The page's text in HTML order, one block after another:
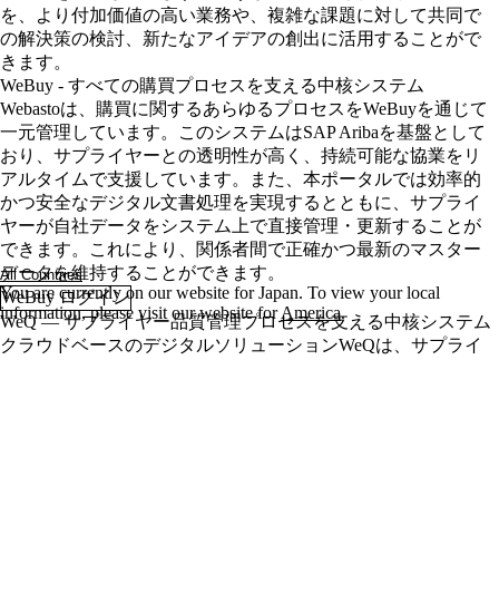
を、より付加価値の高い業務や、複雑な課題に対して共同で
の解決策の検討、新たなアイデアの創出に活用することがで
きます。
WeBuy - すべての購買プロセスを支える中核システム
Webastoは、購買に関するあらゆるプロセスをWeBuyを通じて
一元管理しています。このシステムはSAP Aribaを基盤として
おり、サプライヤーとの透明性が高く、持続可能な協業をリ
アルタイムで支援しています。また、本ポータルでは効率的
かつ安全なデジタル文書処理を実現するとともに、サプライ
ヤーが自社データをシステム上で直接管理・更新することが
できます。これにより、関係者間で正確かつ最新のマスター
データを維持することができます。
WeBuy ログイン
WeQ ― サプライヤー品質管理プロセスを支える中核システム
クラウドベースのデジタルソリューションWeQは、サプライ
You are currently on our website forJapan. To view your local
information, please visit our website forAmerica.
All Countries